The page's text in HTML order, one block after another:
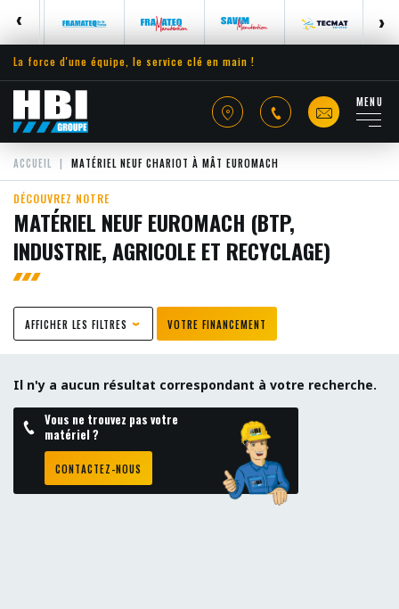
La force d'une équipe, le service clé en main !
MENU
ACCUEIL MATÉRIEL NEUF CHARIOT À MÂT EUROMACH
DÉCOUVREZ NOTRE
MATÉRIEL NEUF EUROMACH (BTP,
INDUSTRIE, AGRICOLE ET RECYCLAGE)
AFFICHER LES FILTRES VOTRE FINANCEMENT
Il n'y a aucun résultat correspondant à votre recherche.
Vous ne trouvez pas votre
matériel ?
CONTACTEZ-NOUS